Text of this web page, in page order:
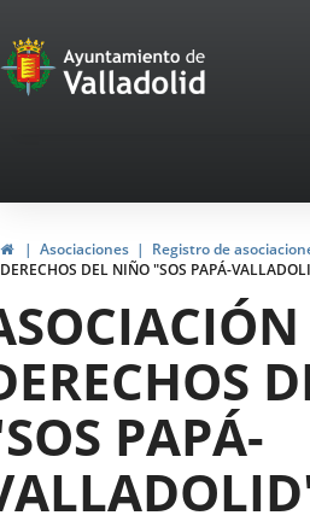
Portal
de
navegación
InicioAsociaciones Registro de
DERECHOS DEL NIÑO "SOS PAPÁ-
PAPÁ-